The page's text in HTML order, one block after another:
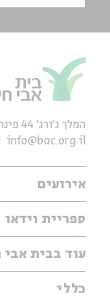
אירועים
עיון
אנגלית
נוער
ספריית וידאו
ילדים
מוזיקה
עיון
עוד בבית אבי
תערוכות
מיוחדים
כללי
המלך ג'ורג' 44 פינת רחוב קק״ל, ירושלים
info@bac.org.il